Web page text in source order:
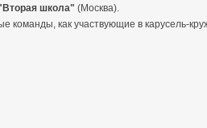
школа" (Москва).
команды, как участвующие в карусель-